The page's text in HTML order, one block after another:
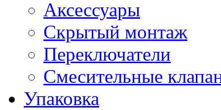
Аксессуары
Скрытый монтаж
Переключатели
Смесительные
Упаковка